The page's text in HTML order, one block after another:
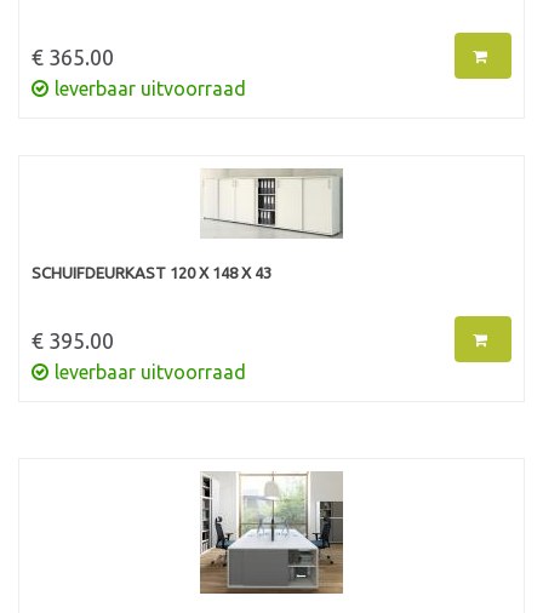
€ 365.00
leverbaar uitvoorraad
SCHUIFDEURKAST 120 X 148 X 43
€ 395.00
leverbaar uitvoorraad